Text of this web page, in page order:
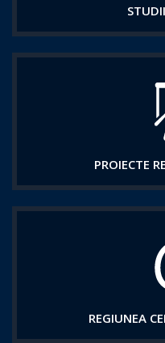
PROIECTE
REGIUNEA